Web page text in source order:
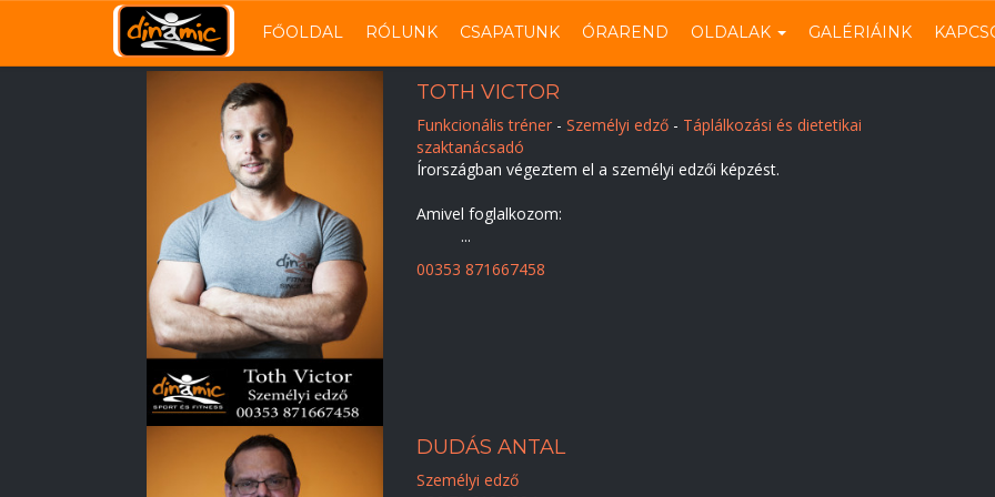
FŐOLDAL RÓLUNK CSAPATUNK ÓRAREND OLDALAK GALÉRIÁINK
TOTH VICTOR
Funkcionális tréner -Személyi edző - Táplálkozási és dietetikai
szaktanácsadó
Írországban végeztem el a személyi edzői képzést.
Amivel foglalkozom:
...
00353 871667458
DUDÁS ANTAL
Személyi edző